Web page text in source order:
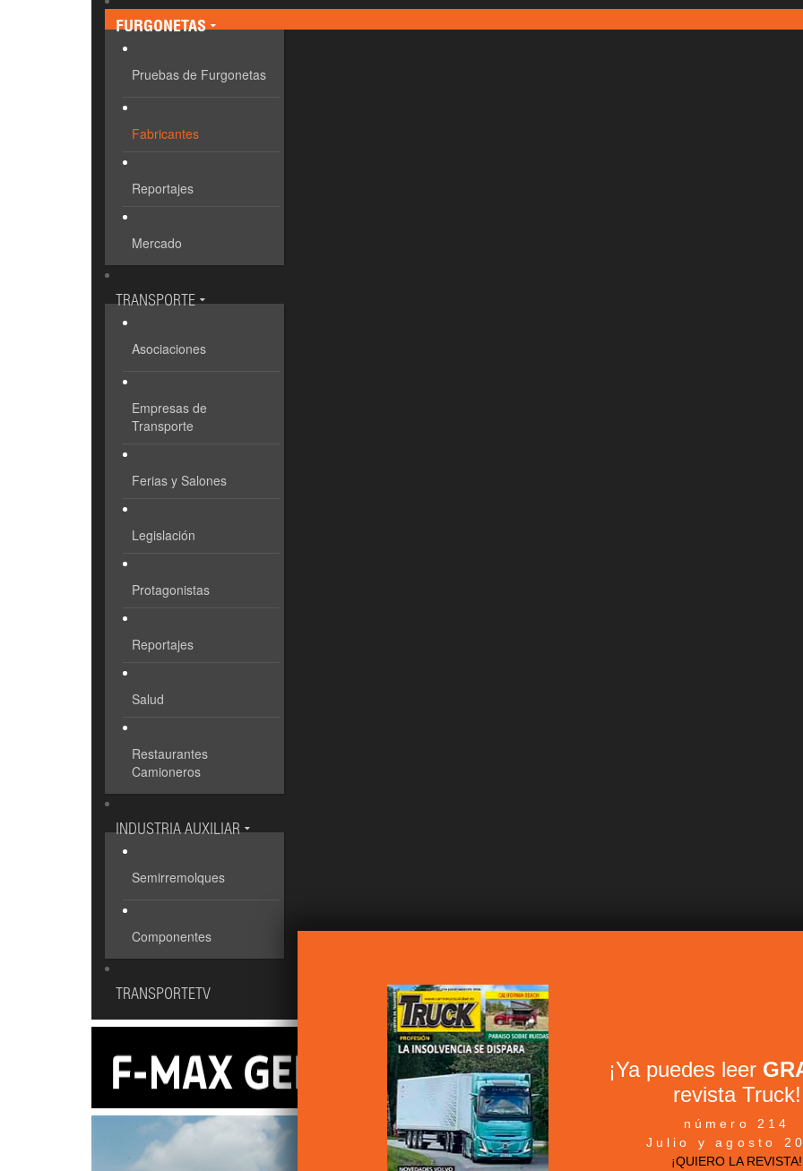
FURGONETAS
Pruebas de Furgonetas
Fabricantes
Reportajes
Mercado
TRANSPORTE
Asociaciones
Empresas de
Transporte
Ferias y Salones
Legislación
Protagonistas
Reportajes
Salud
Restaurantes
Camioneros
INDUSTRIA AUXILIAR
Semirremolques
Componentes
TRANSPORTETV
+ NOTICIAS...
¡Ya puedes leer
revista Truck!
número 214
Julio y agosto
¡QUIERO LA REVISTA!